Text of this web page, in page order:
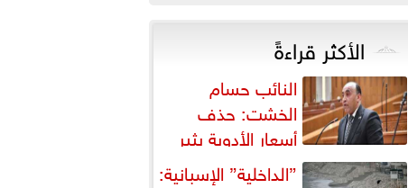
النقل الذكي...
الأكثر قراءةً
النائب حسام
الخشت: حذف
أسعار الأدوية يثير
إشكالية دستورية ويهدد حق
”الداخلية” الإسبانية: